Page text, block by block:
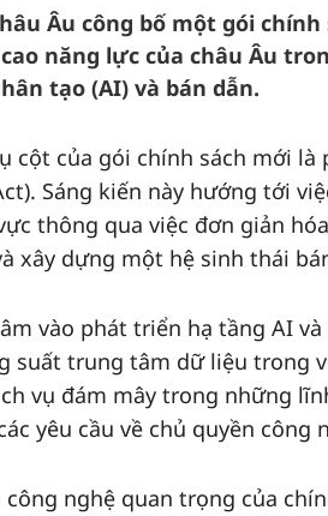
Âu công bố một gói
năng lực của châu Âu
tạo (AI) và bán dẫn.
cột của gói chính sách mới là
Sáng kiến này hướng tới
thông qua việc đơn giản
xây dựng một hệ sinh thái
vào phát triển hạ tầng AI
suất trung tâm dữ liệu trong
vụ đám mây trong những
yêu cầu về chủ quyền công
nghệ quan trọng của